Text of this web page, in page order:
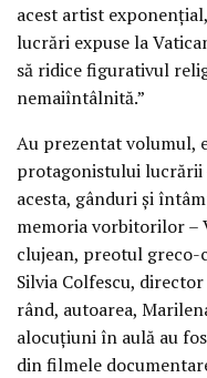
acest artist
lucrări expuse la
să ridice figurativul
nemaiîntâlnită.”
Au prezentat volumul,
protagonistului
acesta, gânduri și
memoria vorbitorilor –
clujean, preotul greco-
Silvia Colfescu,
rând, autoarea,
alocuțiuni în aulă au
din filmele